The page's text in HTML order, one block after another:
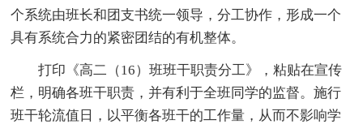
个系统由班长和团支书统一领导，分工协作，形成一个
具有系统合力的紧密团结的有机整体。
打印《高二（16）班班干职责分工》，粘贴在宣传
栏，明确各班干职责，并有利于全班同学的监督。施行
班干轮流值日，以平衡各班干的工作量，从而不影响学